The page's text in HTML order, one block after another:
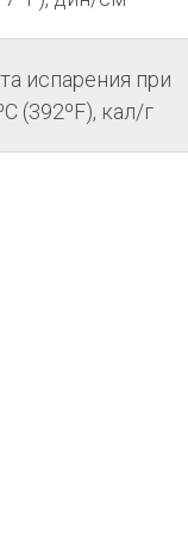
испарения при
(392ºF), кал/г